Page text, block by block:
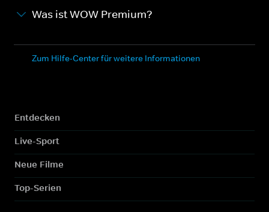
Was ist WOW Premium?
Zum Hilfe-Center für weitere Informationen
Entdecken
Live-Sport
Neue Filme
Top-Serien